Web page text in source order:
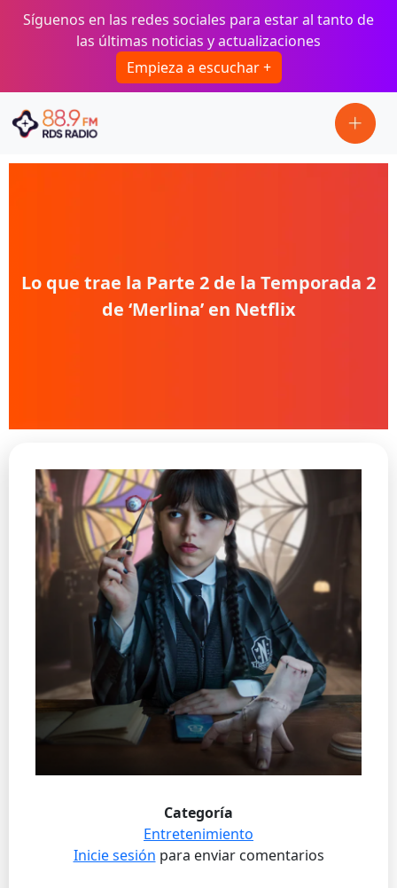
Pasar al contenido principal
Síguenos en las redes sociales para estar al tanto de
las últimas noticias y actualizaciones
Empieza a escuchar +
Lo que trae la Parte 2 de la Temporada 2
de ‘Merlina’ en Netflix
Categoría
Entretenimiento
Inicie sesión para enviar comentarios